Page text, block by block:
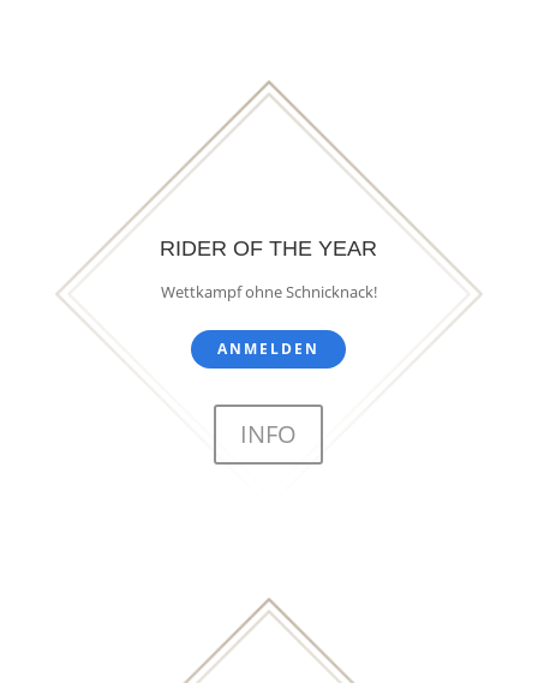
RIDER OF THE YEAR
Wettkampf ohne Schnicknack!
ANMELDEN
INFO